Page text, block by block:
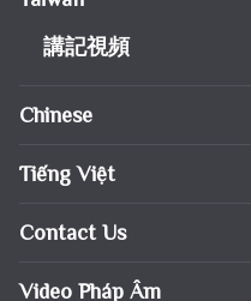
講記視頻
Chinese
Tiếng Việt
Contact Us
Video Pháp Âm